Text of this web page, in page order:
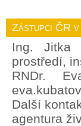
Zástupci ČR
Ing. Jitka
prostředí,
RNDr.
Další
agentura